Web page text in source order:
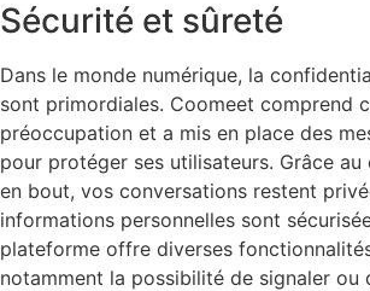
Sécurité et sûreté
Dans le monde numérique, la
sont primordiales. Coomeet comprend
préoccupation et a mis en place des
pour protéger ses utilisateurs. Grâce
en bout, vos conversations restent
informations personnelles sont
plateforme offre diverses
notamment la possibilité de signaler ou